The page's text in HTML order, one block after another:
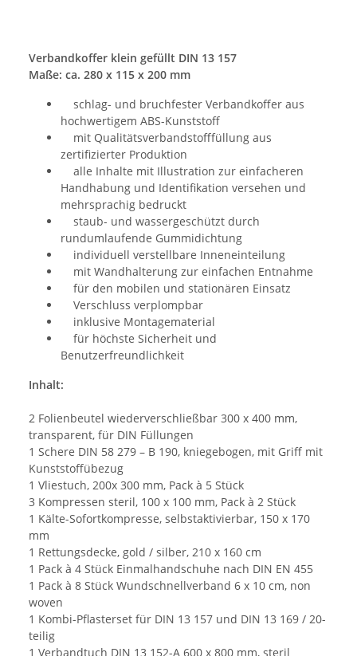
Verbandkoffer klein gefüllt DIN 13 157
Maße: ca. 280 x 115 x 200 mm
schlag- und bruchfester Verbandkoffer aus
hochwertigem ABS-Kunststoff
mit Qualitätsverbandstofffüllung aus
zertifizierter Produktion
alle Inhalte mit Illustration zur einfacheren
Handhabung und Identifikation versehen und
mehrsprachig bedruckt
staub- und wassergeschützt durch
rundumlaufende Gummidichtung
individuell verstellbare Inneneinteilung
mit Wandhalterung zur einfachen Entnahme
für den mobilen und stationären Einsatz
Verschluss verplompbar
inklusive Montagematerial
für höchste Sicherheit und
Benutzerfreundlichkeit
Inhalt:
2 Folienbeutel wiederverschließbar 300 x 400 mm,
transparent, für DIN Füllungen
1 Schere DIN 58 279 – B 190, kniegebogen, mit Griff mit
Kunststoffübezug
1 Vliestuch, 200x 300 mm, Pack à 5 Stück
3 Kompressen steril, 100 x 100 mm, Pack à 2 Stück
1 Kälte-Sofortkompresse, selbstaktivierbar, 150 x 170
mm
1 Rettungsdecke, gold / silber, 210 x 160 cm
1 Pack à 4 Stück Einmalhandschuhe nach DIN EN 455
1 Pack à 8 Stück Wundschnellverband 6 x 10 cm, non
woven
1 Kombi-Pflasterset für DIN 13 157 und DIN 13 169 / 20-
teilig
1 Verbandtuch DIN 13 152-A 600 x 800 mm, steril